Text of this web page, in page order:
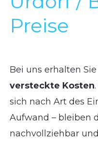
Preise
Bei uns erhalten Sie
versteckte Kosten
sich nach Art des
Aufwand – bleiben
nachvollziehbar